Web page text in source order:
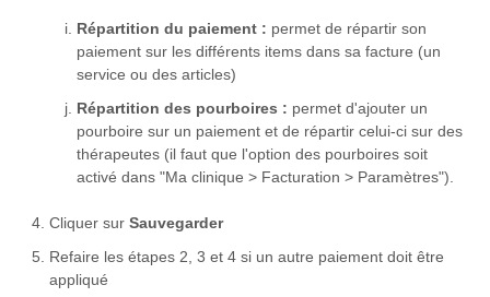
Répartition du paiement : permet de répartir son
paiement sur les différents items dans sa facture (un
service ou des articles)
Répartition des pourboires : permet d'ajouter un
pourboire sur un paiement et de répartir celui-ci sur des
thérapeutes (il faut que l'option des pourboires soit
activé dans "Ma clinique > Facturation > Paramètres").
Cliquer sur Sauvegarder
Refaire les étapes 2, 3 et 4 si un autre paiement doit être
appliqué